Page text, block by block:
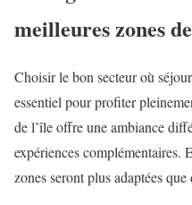
meilleures zones
Choisir le bon secteur où
essentiel pour profiter
de l’île offre une ambiance
expériences complémentaires.
zones seront plus adaptées que